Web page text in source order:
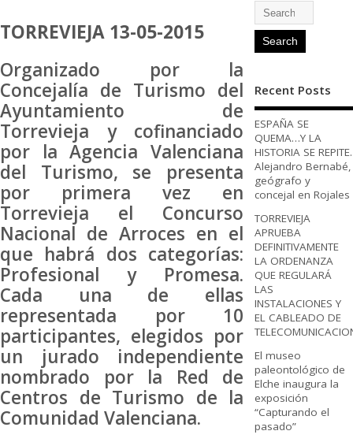
TORREVIEJA 13-05-2015
Organizado por la
Concejalía de Turismo del
Ayuntamiento de
Torrevieja y cofinanciado
por la Agencia Valenciana
del Turismo, se presenta
por primera vez en
Torrevieja el Concurso
Nacional de Arroces en el
que habrá dos categorías:
Profesional y Promesa.
Cada una de ellas
representada por 10
participantes, elegidos por
un jurado independiente
nombrado por la Red de
Centros de Turismo de la
Comunidad Valenciana.
Recent Posts
ESPAÑA SE
QUEMA…Y LA
HISTORIA SE REPITE.
Alejandro Bernabé,
geógrafo y
concejal en Rojales
TORREVIEJA
APRUEBA
DEFINITIVAMENTE
LA ORDENANZA
QUE REGULARÁ
LAS
INSTALACIONES Y
EL CABLEADO DE
El museo
paleontológico de
Elche inaugura la
exposición
“Capturando el
pasado”